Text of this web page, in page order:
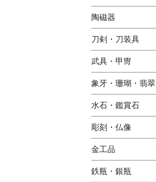
陶磁器
刀剣・刀装具
武具・甲冑
象牙・珊瑚・翡翠
水石・鑑賞石
彫刻・仏像
金工品
鉄瓶・銀瓶